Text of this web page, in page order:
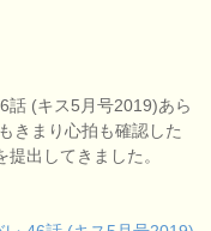
話 (キス5月号2019)あら
きまり心拍も確認した
出してきました。